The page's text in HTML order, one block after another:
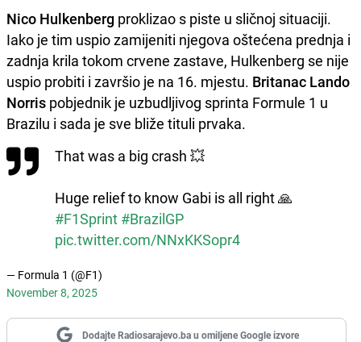
Nico Hulkenberg proklizao s piste u sličnoj situaciji.
Iako je tim uspio zamijeniti njegova oštećena prednja i
zadnja krila tokom crvene zastave, Hulkenberg se nije
uspio probiti i završio je na 16. mjestu. Britanac Lando
Norris pobjednik je uzbudljivog sprinta Formule 1 u
Brazilu i sada je sve bliže tituli prvaka.
That was a big crash 💥
Huge relief to know Gabi is all right 🙏
#F1Sprint #BrazilGP
pic.twitter.com/NNxKKSopr4
— Formula 1 (@F1)
November 8, 2025
Dodajte Radiosarajevo.ba u omiljene Google izvore